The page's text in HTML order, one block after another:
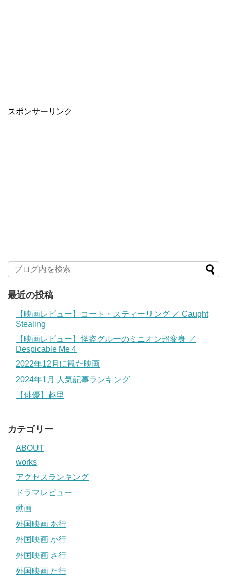
スポンサーリンク
最近の投稿
【映画レビュー】コート・スティーリング ／ Caught
Stealing
【映画レビュー】怪盗グルーのミニオン超変身 ／
Despicable Me 4
2022年12月に観た映画
2024年1月 人気記事ランキング
【俳優】趣里
カテゴリー
ABOUT
works
アクセスランキング
ドラマレビュー
動画
外国映画 あ行
外国映画 か行
外国映画 さ行
外国映画 た行